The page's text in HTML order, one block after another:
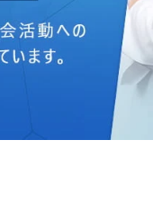
ィア御成門7F
ンス